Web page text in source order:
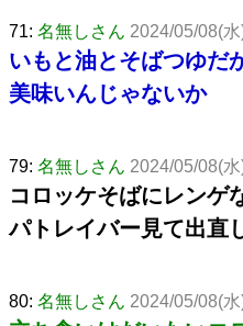
71: 名無しさん 2024/05/08(
いもと油とそばつゆだ
美味いんじゃないか
79: 名無しさん 2024/05/08(
コロッケそばにレンゲ
パトレイバー見て出直
80: 名無しさん 2024/05/08(